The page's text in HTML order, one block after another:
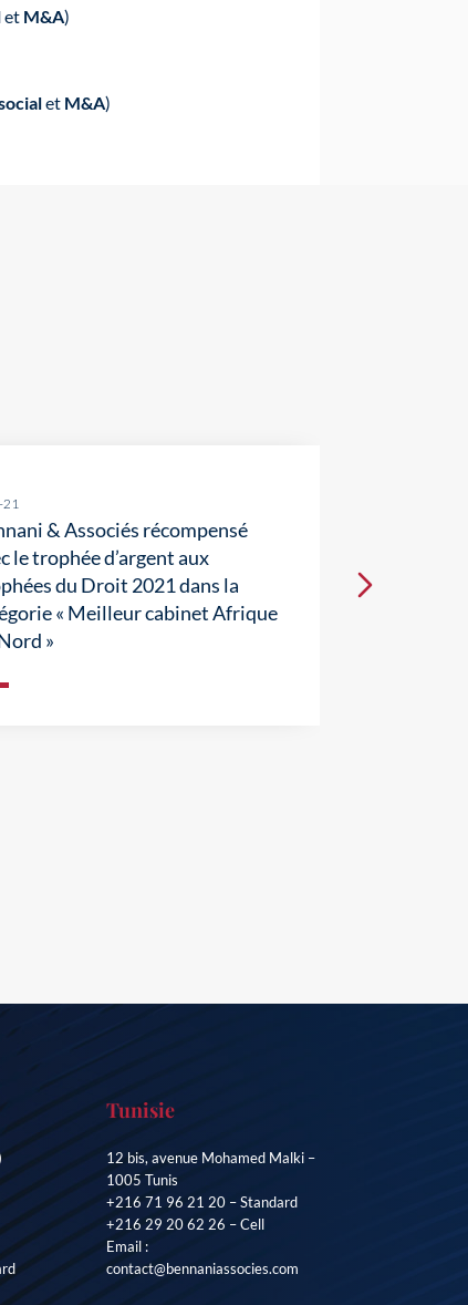
et M&A)
et M&A)
& Associés récompensé
le trophée d’argent aux
du Droit 2021 dans la
« Meilleur cabinet Afrique
»
Tunisie
12 bis, avenue Mohamed Malki –
1005 Tunis
+216 71 96 21 20 – Standard
+216 29 20 62 26 – Cell
Email :
contact@bennaniassocies.com